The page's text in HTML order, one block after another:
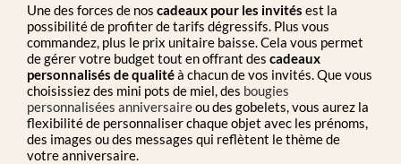
Une des forces de nos cadeaux pour les invités est la
possibilité de profiter de tarifs dégressifs. Plus vous
commandez, plus le prix unitaire baisse. Cela vous permet
de gérer votre budget tout en offrant des cadeaux
personnalisés de qualitéà chacun de vos invités. Que vous
choisissiez des mini pots de miel, des bougies
personnalisées anniversaireou des gobelets, vous aurez la
flexibilité de personnaliser chaque objet avec les prénoms,
des images ou des messages qui reflètent le thème de
votre anniversaire.